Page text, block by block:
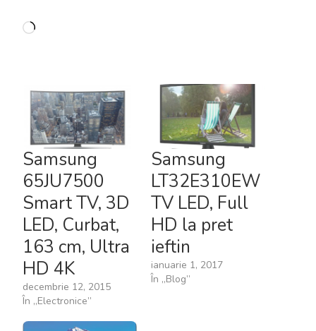
Încarc...
Samsung
65JU7500
Smart TV, 3D
LED, Curbat,
163 cm, Ultra
HD 4K
decembrie 12, 2015
În „Electronice”
Samsung
LT32E310EW
TV LED, Full
HD la pret
ieftin
ianuarie 1, 2017
În „Blog”